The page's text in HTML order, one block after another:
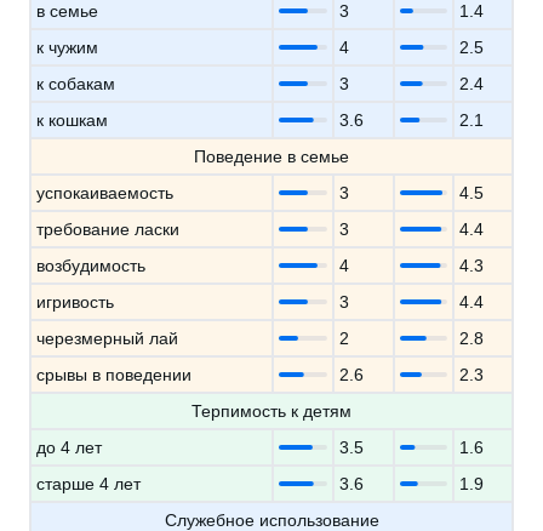
в семье
3
1.4
к чужим
4
2.5
к собакам
3
2.4
к кошкам
3.6
2.1
Поведение в семье
успокаиваемость
3
4.5
требование ласки
3
4.4
возбудимость
4
4.3
игривость
3
4.4
черезмерный лай
2
2.8
срывы в поведении
2.6
2.3
Терпимость к детям
до 4 лет
3.5
1.6
старше 4 лет
3.6
1.9
Служебное использование